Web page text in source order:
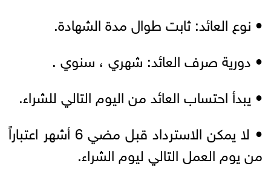
• نوع العائد: ثابت طوال مدة الشهادة.
• دورية صرف العائد: شهري ، سنوي .
• يبدأ احتساب العائد من اليوم التالي للشراء.
• لا يمكن الاسترداد قبل مضي 6 أشهر اعتباراً
من يوم العمل التالي ليوم الشراء.